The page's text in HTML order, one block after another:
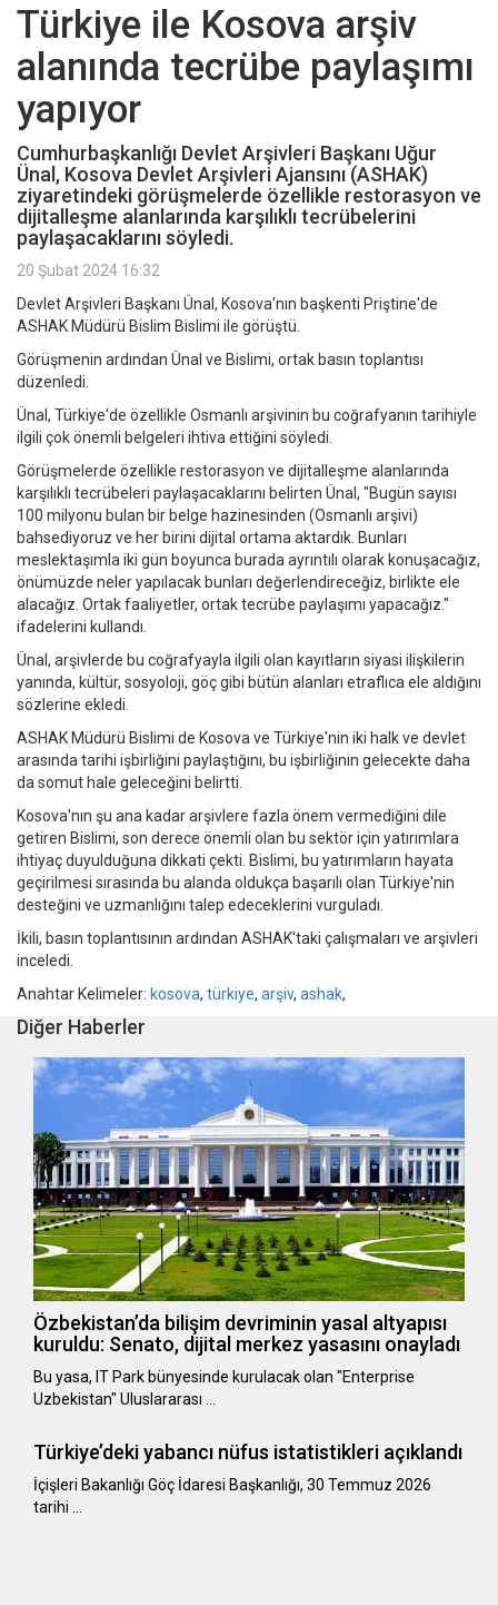
Türkiye ile Kosova arşiv
alanında tecrübe paylaşımı
yapıyor
Cumhurbaşkanlığı Devlet Arşivleri Başkanı Uğur
Ünal, Kosova Devlet Arşivleri Ajansını (ASHAK)
ziyaretindeki görüşmelerde özellikle restorasyon ve
dijitalleşme alanlarında karşılıklı tecrübelerini
paylaşacaklarını söyledi.
20 Şubat 2024 16:32
Devlet Arşivleri Başkanı Ünal, Kosova'nın başkenti Priştine'de
ASHAK Müdürü Bislim Bislimi ile görüştü.
Görüşmenin ardından Ünal ve Bislimi, ortak basın toplantısı
düzenledi.
Ünal, Türkiye'de özellikle Osmanlı arşivinin bu coğrafyanın tarihiyle
ilgili çok önemli belgeleri ihtiva ettiğini söyledi.
Görüşmelerde özellikle restorasyon ve dijitalleşme alanlarında
karşılıklı tecrübeleri paylaşacaklarını belirten Ünal, "Bugün sayısı
100 milyonu bulan bir belge hazinesinden (Osmanlı arşivi)
bahsediyoruz ve her birini dijital ortama aktardık. Bunları
meslektaşımla iki gün boyunca burada ayrıntılı olarak konuşacağız,
önümüzde neler yapılacak bunları değerlendireceğiz, birlikte ele
alacağız. Ortak faaliyetler, ortak tecrübe paylaşımı yapacağız."
ifadelerini kullandı.
Ünal, arşivlerde bu coğrafyayla ilgili olan kayıtların siyasi ilişkilerin
yanında, kültür, sosyoloji, göç gibi bütün alanları etraflıca ele aldığını
sözlerine ekledi.
ASHAK Müdürü Bislimi de Kosova ve Türkiye'nin iki halk ve devlet
arasında tarihi işbirliğini paylaştığını, bu işbirliğinin gelecekte daha
da somut hale geleceğini belirtti.
Kosova'nın şu ana kadar arşivlere fazla önem vermediğini dile
getiren Bislimi, son derece önemli olan bu sektör için yatırımlara
ihtiyaç duyulduğuna dikkati çekti. Bislimi, bu yatırımların hayata
geçirilmesi sırasında bu alanda oldukça başarılı olan Türkiye'nin
desteğini ve uzmanlığını talep edeceklerini vurguladı.
İkili, basın toplantısının ardından ASHAK'taki çalışmaları ve arşivleri
inceledi.
Anahtar Kelimeler: kosova, türkiye, arşiv, ashak,
Diğer Haberler
Özbekistan’da bilişim devriminin yasal altyapısı
kuruldu: Senato, dijital merkez yasasını onayladı
Bu yasa, IT Park bünyesinde kurulacak olan "Enterprise
Uzbekistan" Uluslararası …
Türkiye’deki yabancı nüfus istatistikleri açıklandı
​​​​​​​İçişleri Bakanlığı Göç İdaresi Başkanlığı, 30 Temmuz 2026
tarihi …